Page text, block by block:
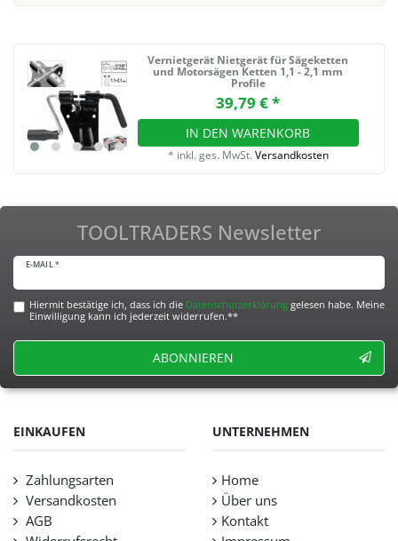
Vernietgerät Nietgerät für Sägeketten
und Motorsägen Ketten 1,1 - 2,1 mm
Profile
39,79 € *
IN DEN WARENKORB
* inkl. ges. MwSt. Versandkosten
TOOLTRADERS Newsletter
E-MAIL *
Hiermit bestätige ich, dass ich die Daten­schutz­erklärunggelesen habe. Meine
Einwilligung kann ich jederzeit widerrufen.**
ABONNIEREN
EINKAUFEN
Zahlungsarten
Versandkosten
AGB
UNTERNEHMEN
Home
Über uns
Kontakt